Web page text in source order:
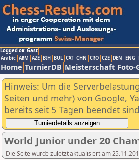
Logged on: Gast
Arabic ARM AZE BIH BUL CAT CHN CRO CZE DEN ENG
Home TurnierDB Meisterschaft Foto-
Hinweis: Um die
Seiten und mehr) von Google,
bereits seit 5 Tagen beendet
World Junior under 20
Die Seite wurde zuletzt aktualisiert am